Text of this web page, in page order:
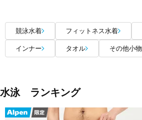
競泳水着 フィットネス水着
インナー タオル その他小物
水泳 ランキング